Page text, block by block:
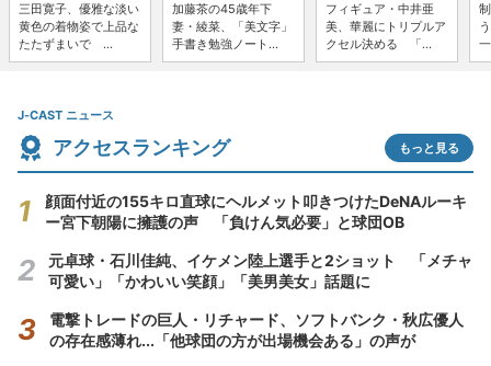
三田寛子、優雅な淡い
黄色の着物姿で上品な
たたずまいで ...
加藤茶の45歳年下
妻・綾菜、「美文字」
手書き勉強ノート...
フィギュア・中井亜
美、華麗にトリプルア
クセル決める 「...
J-CAST ニュース
アクセスランキング もっと見る
顔面付近の155キロ直球にヘルメット叩きつけたDeNAルーキ
ー宮下朝陽に擁護の声 「負けん気必要」と球団OB
元卓球・石川佳純、イケメン陸上選手と2ショット 「メチャ
可愛い」「かわいい笑顔」「美男美女」話題に
電撃トレードの巨人・リチャード、ソフトバンク・秋広優人
の存在感薄れ...「他球団の方が出場機会ある」の声が